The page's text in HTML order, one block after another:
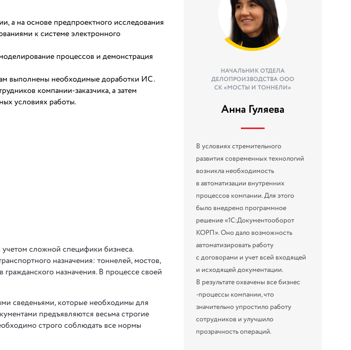
а на основе предпроектного исследования
к системе электронного
процессов и демонстрация
выполнены необходимые доработки ИС.
компании-заказчика, а затем
условиях работы.
учетом сложной специфики бизнеса.
назначения: тоннелей, мостов,
назначения. В процессе своей
сведеньями, которые необходимы для
предъявляются весьма строгие
строго соблюдать все нормы
НАЧАЛЬНИК ОТДЕЛА
ДЕЛОПРОИЗВОДСТВА ООО
СК «МОСТЫ И ТОННЕЛИ»
Анна Гуляева
В условиях стремительного
развития современных технологий
возникла необходимость
в автоматизации внутренних
процессов компании. Для этого
было внедрено программное
решение «1С:Документооборот
КОРП». Оно дало возможность
автоматизировать работу
с договорами и учет всей входящей
и исходящей документации.
В результате охвачены все бизнес
-процессы компании, что
значительно упростило работу
сотрудников и улучшило
прозрачность операций.